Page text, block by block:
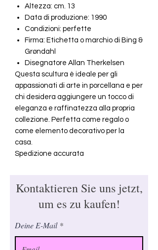
Altezza: cm. 13
Data di produzione: 1990
Condizioni: perfette
Firma: Etichetta o marchio di Bing &
Grøndahl
Disegnatore Allan Therkelsen
Questa scultura è ideale per gli
appassionati di arte in porcellana e per
chi desidera aggiungere un tocco di
eleganza e raffinatezza alla propria
collezione. Perfetta come regalo o
come elemento decorativo per la
casa.
Spedizione accurata
Kontaktieren Sie uns jetzt,
um es zu kaufen!
Deine E-Mail